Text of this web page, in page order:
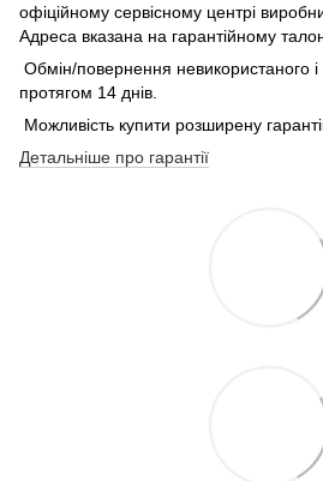
офіційному сервісному центрі
Адреса вказана на гарантійному
Обмін/повернення невикористаного і
протягом 14 днів.
Можливість купити розширену
Детальніше про гарантії